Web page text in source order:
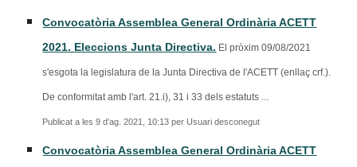
Convocatòria Assemblea General Ordinària ACETT
2021. Eleccions Junta Directiva. El pròxim 09/08/2021
s'esgota la legislatura de la Junta Directiva de l'ACETT (enllaç crf.).
De conformitat amb l'art. 21.i), 31 i 33 dels estatuts ...
Publicat a les 9 d’ag. 2021, 10:13 per Usuari desconegut
Convocatòria Assemblea General Ordinària ACETT